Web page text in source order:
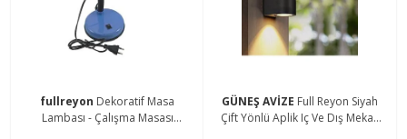
fullreyon Dekoratif Masa
Lambası - Çalışma Masası
GÜNEŞ AVİZE Full Reyon Siyah
Çift Yönlü Aplik Iç Ve Dış Mekan